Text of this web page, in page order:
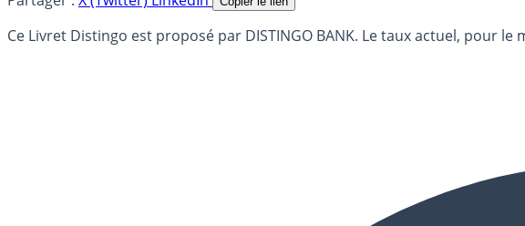
Ce Livret Distingo est proposé par DISTINGO BANK. Le taux actuel, pour